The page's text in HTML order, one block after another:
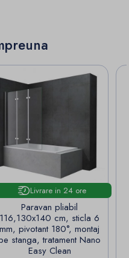
Livrare in 24 ore
Paravan pliabil
116,130x140 cm, sticla 6
mm, pivotant 180°, montaj
stanga, tratament Nano
Easy Clean